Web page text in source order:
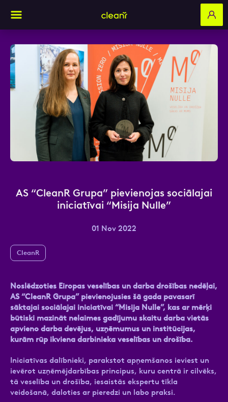
AS “CleanR Grupa” pievienojas sociālajai
iniciatīvai “Misija Nulle”
01 Nov 2022
CleanR
Noslēdzoties Eiropas veselības un darba drošības nedēļai,
AS “CleanR Grupa” pievienojusies šā gada pavasarī
sāktajai sociālajai iniciatīvai “Misija Nulle”, kas ar mērķi
būtiski mazināt nelaimes gadījumu skaitu darba vietās
apvieno darba devējus, uzņēmumus un institūcijas,
kurām rūp ikviena darbinieka veselības un drošība.
Iniciatīvas dalībnieki, parakstot apņemšanos ieviest un
ievērot uzņēmējdarbības principus, kuru centrā ir cilvēks,
tā veselība un drošība, iesaistās ekspertu tīkla
veidošanā, daloties ar pieredzi un labo praksi.
Aizpildi pieteikuma formu un mēs ar tevi
sazināsimies
Vārds, Uzvārds
Atzīmējiet, ka piekrītat personas datu
apstrādei. Vairāk